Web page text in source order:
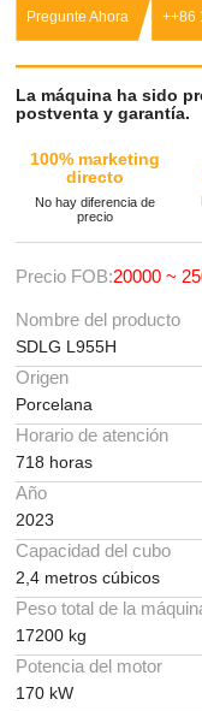
Pregunte Ahora ++86
La máquina ha sido
postventa y garantía.
100% marketing
directo
No hay diferencia de
precio
Precio FOB:20000 ~
Nombre del producto
SDLG L955H
Origen
Porcelana
Horario de atención
718 horas
Año
2023
Capacidad del cubo
2,4 metros cúbicos
Peso total de la
17200 kg
Potencia del motor
170 kW